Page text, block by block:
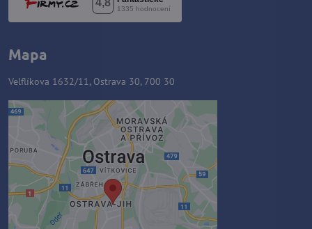
Mapa
Velflíkova 1632/11, Ostrava 30, 700 30
Externý obsah je blokovaný
Voľbami súkromia
Prajete si načítať externý obsah?
Povoliť tentokrát